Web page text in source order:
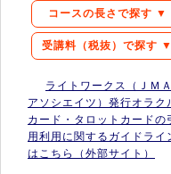
コースの長さで探す ▼
受講料（税抜）で探す ▼
ライトワークス（ＪＭＡ
アソシエイツ）発行オラク
カード・タロットカードの引
用利用に関するガイドライ
はこちら（外部サイト）